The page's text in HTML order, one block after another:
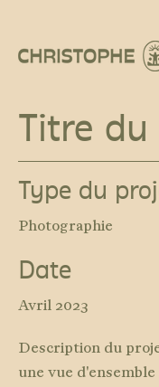
Titre
Type du
Photographie
Date
Avril 2023
Description du
une vue